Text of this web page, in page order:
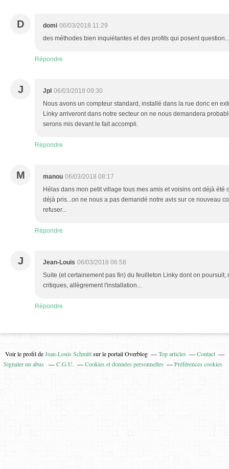
D domi 06/03/2018 11:29
des méthodes bien inquiétantes et des profits qui posent question...
Répondre
J Jpl 06/03/2018 09:30
Nous avons un compteur standard, installé dans la rue donc en
Linky arriveront dans notre secteur on ne nous demandera
serons mis devant le fait accompli.
Répondre
M manou 06/03/2018 08:17
Hélas dans mon petit village tous mes amis et voisins ont déjà été
déjà pris...on ne nous a pas demandé notre avis sur ce nouveau
refuser...
Répondre
J Jean-Louis 06/03/2018 06:58
Suite (et certainement pas fin) du feuilleton Linky dont on poursuit,
critiques, allègrement l'installation...
Répondre
Voir le profil deJean-Louis Schmittsur le portail Overblog Top articles
Contact
Signaler un abus
C.G.U. Cookies et données personnelles Préférences cookies